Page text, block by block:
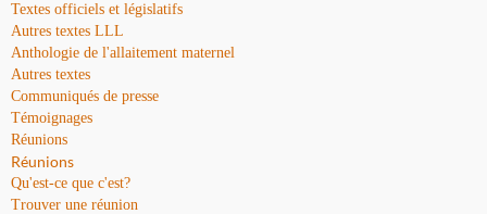
Textes officiels et législatifs
Autres textes LLL
Anthologie de l'allaitement maternel
Autres textes
Communiqués de presse
Témoignages
Réunions
Réunions
Qu'est-ce que c'est?
Trouver une réunion